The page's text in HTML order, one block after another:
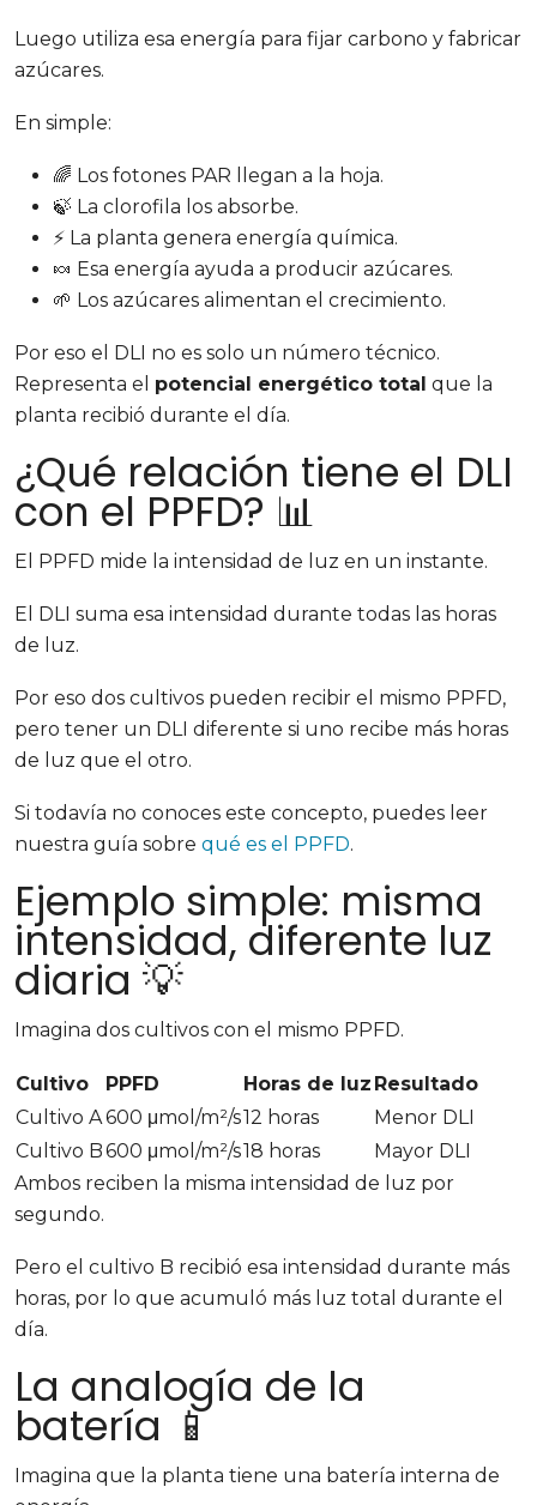
Luego utiliza esa energía para fijar carbono y fabricar
azúcares.
En simple:
🌈 Los fotones PAR llegan a la hoja.
🍃 La clorofila los absorbe.
⚡ La planta genera energía química.
🍬 Esa energía ayuda a producir azúcares.
🌱 Los azúcares alimentan el crecimiento.
Por eso el DLI no es solo un número técnico.
Representa el potencial energético total que la
planta recibió durante el día.
¿Qué relación tiene el DLI
con el PPFD? 📊
El PPFD mide la intensidad de luz en un instante.
El DLI suma esa intensidad durante todas las horas
de luz.
Por eso dos cultivos pueden recibir el mismo PPFD,
pero tener un DLI diferente si uno recibe más horas
de luz que el otro.
Si todavía no conoces este concepto, puedes leer
nuestra guía sobre qué es el PPFD.
Ejemplo simple: misma
intensidad, diferente luz
diaria 💡
Imagina dos cultivos con el mismo PPFD.
Cultivo PPFD Horas de luz Resultado
Cultivo A600 μmol/m²/s12 horas
Menor DLI
Cultivo B600 μmol/m²/s18 horas
Mayor DLI
Ambos reciben la misma intensidad de luz por
segundo.
Pero el cultivo B recibió esa intensidad durante más
horas, por lo que acumuló más luz total durante el
día.
La analogía de la
batería 📱
Imagina que la planta tiene una batería interna de